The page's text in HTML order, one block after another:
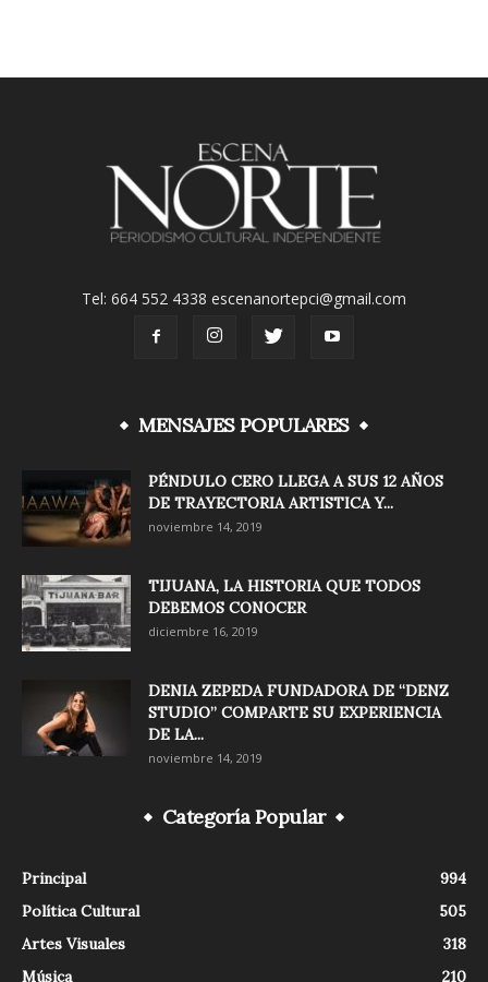
Tel: 664 552 4338 escenanortepci@gmail.com
MENSAJES POPULARES
PÉNDULO CERO LLEGA A SUS 12 AÑOS
DE TRAYECTORIA ARTISTICA Y...
noviembre 14, 2019
TIJUANA, LA HISTORIA QUE TODOS
DEBEMOS CONOCER
diciembre 16, 2019
DENIA ZEPEDA FUNDADORA DE “DENZ
STUDIO” COMPARTE SU EXPERIENCIA
DE LA...
noviembre 14, 2019
Categoría Popular
Principal
994
Política Cultural
505
Artes Visuales
318
Música
210